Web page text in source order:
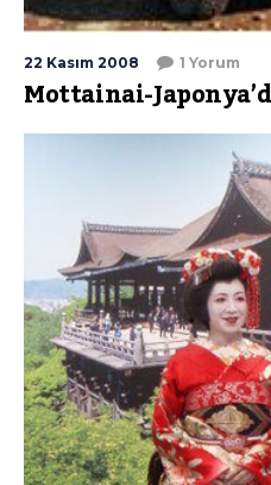
22 Kasım 2008 1 Yorum
Mottainai-